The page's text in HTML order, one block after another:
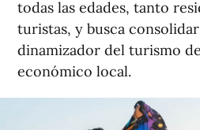
todas las edades, tanto
turistas, y busca
dinamizador del turismo
económico local.